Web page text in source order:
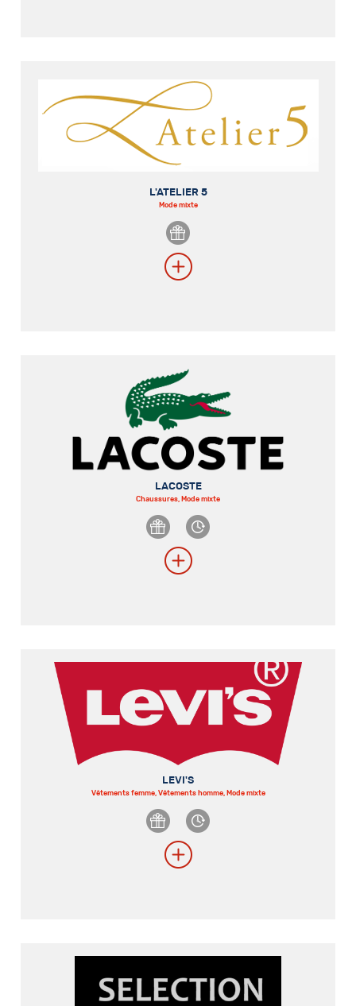
L'ATELIER 5
Mode mixte
LACOSTE
Chaussures, Mode mixte
LEVI'S
Vêtements femme, Vêtements homme, Mode mixte